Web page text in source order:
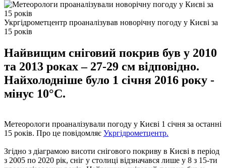
Укргідрометцентр проаналізував новорічну погоду у Києві за
15 років
Найвищим сніговий покрив був у 2010
та 2013 роках – 27-29 см відповідно.
Найхолодніше було 1 січня 2016 року -
мінус 10°С.
Метеорологи проаналізували погоду у Києві 1 січня за останні
15 років. Про це повідомляє Укргідрометцентр.
Згідно з діаграмою висоти снігового покриву в Києві в період
з 2005 по 2020 рік, сніг у столиці відзначався лише у 8 з 15-ти